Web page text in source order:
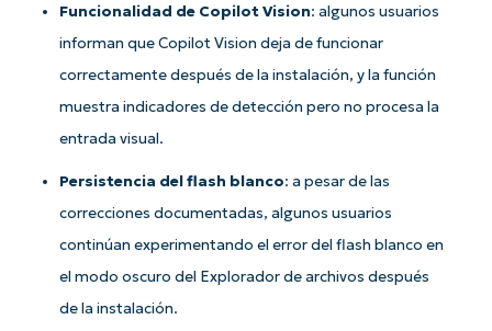
Funcionalidad de Copilot Vision: algunos usuarios
informan que Copilot Vision deja de funcionar
correctamente después de la instalación, y la función
muestra indicadores de detección pero no procesa la
entrada visual.
Persistencia del flash blanco: a pesar de las
correcciones documentadas, algunos usuarios
continúan experimentando el error del flash blanco en
el modo oscuro del Explorador de archivos después
de la instalación.